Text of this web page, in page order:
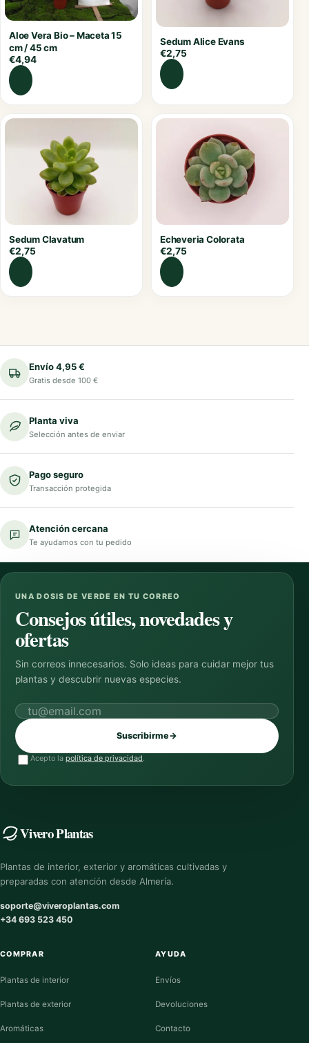
Aloe Vera Bio – Maceta 15
cm / 45 cm
€4,94
Sedum Alice Evans
€2,75
Sedum Clavatum
€2,75
Echeveria Colorata
€2,75
Envío 4,95 €
Gratis desde 100 €
Planta viva
Selección antes de enviar
Pago seguro
Transacción protegida
Atención cercana
Te ayudamos con tu pedido
UNA DOSIS DE VERDE EN TU CORREO
Consejos útiles, novedades y
ofertas
Sin correos innecesarios. Solo ideas para cuidar mejor tus
plantas y descubrir nuevas especies.
Correo electrónico
Suscribirme→
Acepto la política de privacidad.
Vivero Plantas
Plantas de interior, exterior y aromáticas cultivadas y
preparadas con atención desde Almería.
soporte@viveroplantas.com
+34 693 523 450
COMPRAR
Plantas de interior
Plantas de exterior
Aromáticas
AYUDA
Envíos
Devoluciones
Contacto